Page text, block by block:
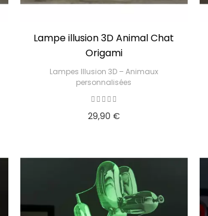
Lampe illusion 3D Animal Chat
Origami
Lampes Illusion 3D – Animaux
personnalisées
29,90 €